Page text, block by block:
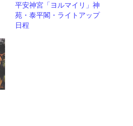
平安神宮「ヨルマイリ」神
苑・泰平閣・ライトアップ
日程